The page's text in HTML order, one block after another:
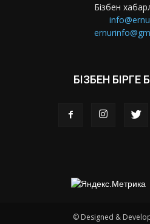
Бізбен
БІЗБЕН
© Designed &